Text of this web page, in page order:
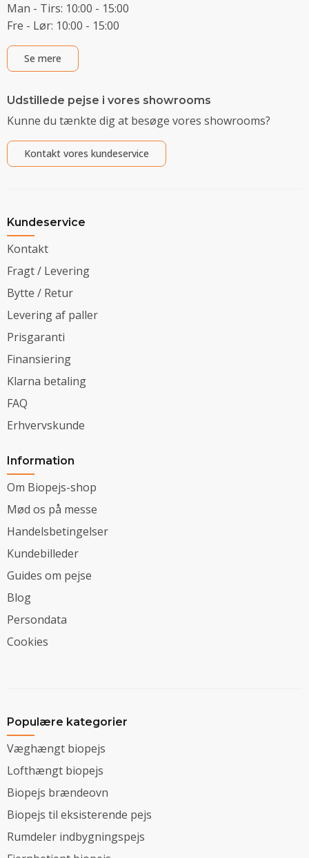
Man - Tirs: 10:00 - 15:00
Fre - Lør: 10:00 - 15:00
Se mere
Udstillede pejse i vores showrooms
Kunne du tænkte dig at besøge vores showrooms?
Kontakt vores kundeservice
Kundeservice
Kontakt
Fragt / Levering
Bytte / Retur
Levering af paller
Prisgaranti
Finansiering
Klarna betaling
FAQ
Erhvervskunde
Information
Om Biopejs-shop
Mød os på messe
Handelsbetingelser
Kundebilleder
Guides om pejse
Blog
Persondata
Cookies
Populære kategorier
Væghængt biopejs
Lofthængt biopejs
Biopejs brændeovn
Biopejs til eksisterende pejs
Rumdeler indbygningspejs